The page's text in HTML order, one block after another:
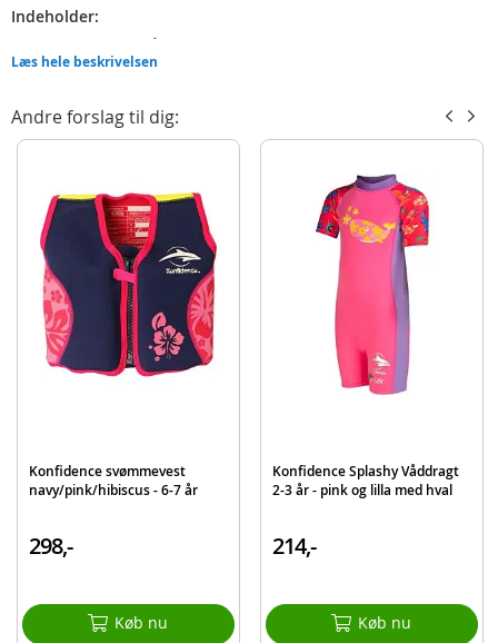
Indeholder:
Konfidence shorti våddragt
Varmeførende
Beskytter mod solen
Detaljer:
Farve: Pink
Stof: 80% neopren 20% lycra
Alder: 5-6 år
Produktdetaljer
Model
Læs hele beskrivelsen
Andre forslag til dig:
Konfidence svømmevest
navy/pink/hibiscus - 6-7 år
298,-
Køb nu
Konfidence Splashy Våddragt
2-3 år - pink og lilla med hval
214,-
Køb nu